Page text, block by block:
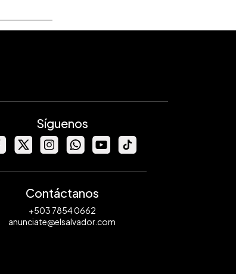
Síguenos
Contáctanos
+503 7854 0662
anunciate@elsalvador.com